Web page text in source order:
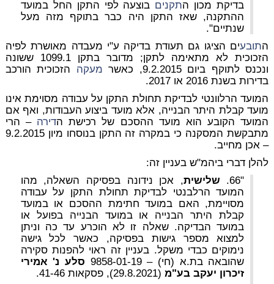
בדיקת מכון התקנים בוצעה לפי התקן החל במועד
ההתקנה, שאז התקן היה כבר בתוקף מזה מעל
שנתיים".
התובעים הציגו גם תעודת בדיקה ע"י מעבדה מאושרת לפיה
הזכוכית לא מתאימה לתקן; מדובר בתקן 1099.1 ששונה
ונכנס לתוקף ביום 9.2.2015, כאשר
מעקה הזכוכית הורכב
בדירות בשנת 2016 או 2017.
המועד הרלוונטי לבדיקת תחולת התקן על עבודה מסוימת אינו
מועד קבלת היתר הבנייה, אלא מועד ביצוע העבודות, ואף אם
המועד הקובע הוא מועד ההסכם של רכישת הדירה – הרי
מתבקשת המסקנה כי במקרה זה התקן בנוסחו מיון 9.2.2015
– אכן מחייב.
להלן דברי ביהמ"ש בעניין זה:
"66.
שלישית, אכן נידונה בפסיקה השאלה, מהו
המועד הרלבנטי לבדיקת תחולת התקן על עבודה
מסויימת, האם במועד חתימת ההסכם או במועד
קבלת היתר הבנייה או במועד הבנייה בפועל או
במועד הבדיקה. שאלה זו לא הוכרע עד כה וניתן
למצוא מספר גישות בפסיקה, כאשר לכל גישה
נימוקים כבדי משקל. בעניין זה ראוי להפנות סקירה
שהובאה בת.א (חי) – 9858-01-19
סלע נ' אמירי
זיכרון יעקב בע"מ(29.8.2021), פסקאות 41-46.